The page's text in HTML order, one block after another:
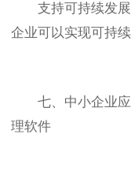
支持可持续发展
企业可以实现可持
七、中小企业应
理软件